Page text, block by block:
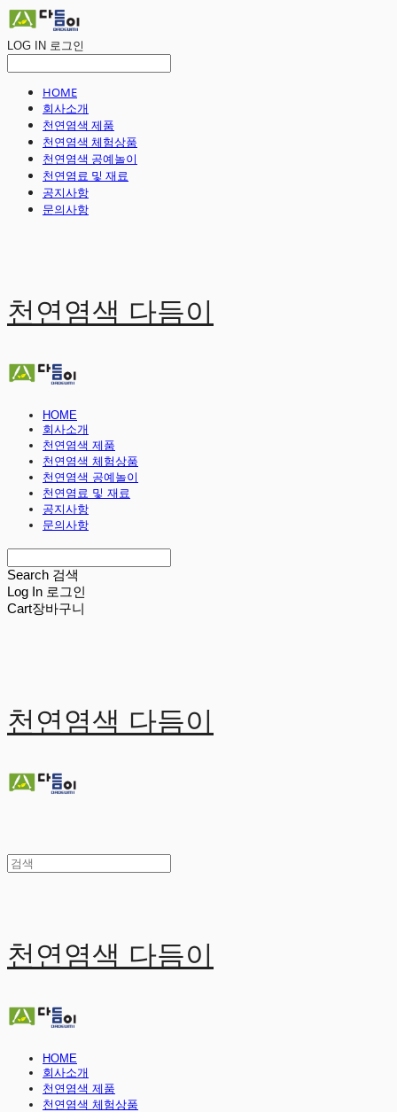
LOG IN 로그인
HOME
회사소개
천연염색 제품
천연염색 체험상품
천연염색 공예놀이
천연염료 및 재료
공지사항
문의사항
천연염색 다듬이
HOME
회사소개
천연염색 제품
천연염색 체험상품
천연염색 공예놀이
천연염료 및 재료
공지사항
문의사항
Search 검색
Log In 로그인
Cart장바구니
천연염색 다듬이
천연염색 다듬이
HOME
회사소개
천연염색 제품
천연염색 체험상품